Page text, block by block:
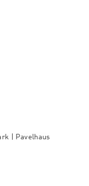
| Pavelhaus